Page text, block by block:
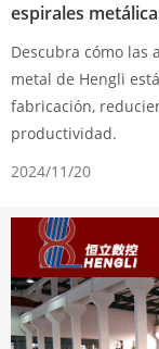
espirales
Descubra cómo las
metal de Hengli
fabricación,
productividad.
2024/11/20